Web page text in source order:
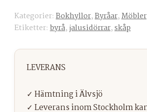
Kategorier: Bokhyllor,Byråar,Möbler
Etiketter: byrå, jalusidörrar,skåp